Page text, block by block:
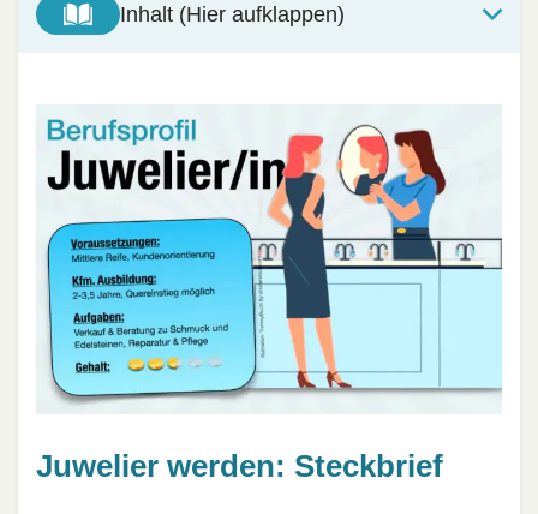
Inhalt (Hier aufklappen)
Juwelier werden: Steckbrief